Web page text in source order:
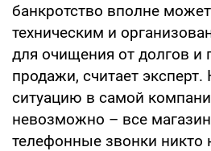
банкротство вполне
техническим и
для очищения от долгов
продажи, считает
ситуацию в самой
невозможно – все
телефонные звонки никто